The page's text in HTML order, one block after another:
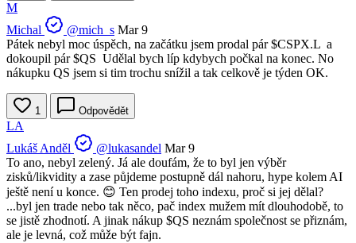
M
Michal
@mich_s Mar 9
Pátek nebyl moc úspěch, na začátku jsem prodal pár$CSPX.L a
dokoupil pár$QS Udělal bych líp kdybych počkal na konec. No
nákupku QS jsem si tim trochu snížil a tak celkově je týden OK.
1 Odpovědět
LA
Lukáš Anděl
@lukasandel Mar 9
To ano, nebyl zelený. Já ale doufám, že to byl jen výběr
zisků/likvidity a zase půjdeme postupně dál nahoru, hype kolem AI
ještě není u konce. 😊 Ten prodej toho indexu, proč si jej dělal?
...byl jen trade nebo tak něco, pač index mužem mít dlouhodobě, to
se jistě zhodnotí. A jinak nákup $QS neznám společnost se přiznám,
ale je levná, což může být fajn.